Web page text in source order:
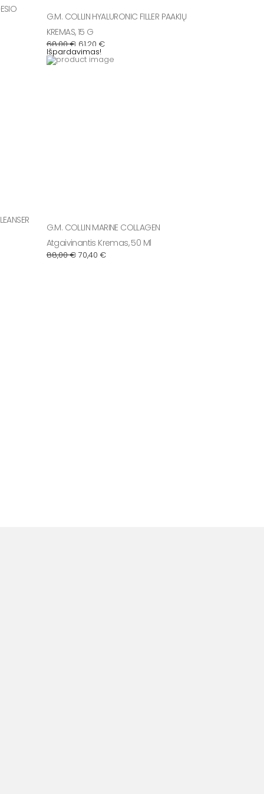
G.M. COLLIN HYALURONIC FILLER PAAKIŲ
KREMAS, 15 G
68,00€ 61,20 €
Išpardavimas!
G.M. COLLIN MARINE COLLAGEN
Atgaivinantis Kremas, 50 Ml
88,00€
Original
price
70,40 €
price
is: